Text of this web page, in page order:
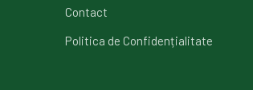
Contact
Politica de Confidențialitate